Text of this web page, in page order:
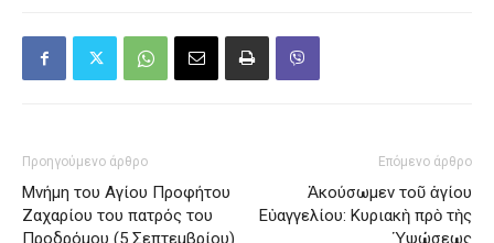
Προηγούμενο άρθρο
Mνήμη του Aγίου Προφήτου
Ζαχαρίου του πατρός του
Προδρόμου (5 Σεπτεμβρίου)
Επόμενο άρθρο
Ἀκούσωμεν τοῦ ἁγίου
Εὐαγγελίου: Κυριακὴ πρὸ τὴς
Ὑψώσεως